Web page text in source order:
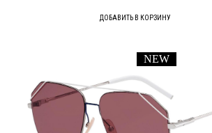
ДОБАВИТЬ В КОРЗИНУ
NEW